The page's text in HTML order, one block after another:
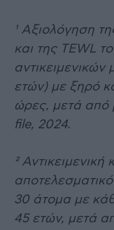
¹ Αξιολόγηση
και της TEWL
ετών) με ξηρό
ώρες, μετά από
file, 2024.
²
30 άτομα με
45 ετών, μετά